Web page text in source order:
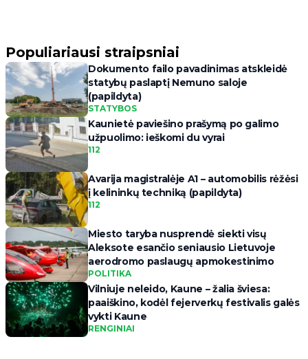
Populiariausi straipsniai
Dokumento failo pavadinimas atskleidė
statybų paslaptį Nemuno saloje
(papildyta)
STATYBOS
Kaunietė paviešino prašymą po galimo
užpuolimo: ieškomi du vyrai
112
Avarija magistralėje A1 – automobilis rėžėsi
į kelininkų techniką (papildyta)
112
Miesto taryba nusprendė siekti visų
Aleksote esančio seniausio Lietuvoje
aerodromo paslaugų apmokestinimo
POLITIKA
Vilniuje neleido, Kaune – žalia šviesa:
paaiškino, kodėl fejerverkų festivalis galės
vykti Kaune
RENGINIAI